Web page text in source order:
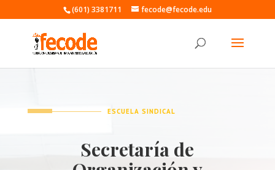
(601) 3381711 fecode@fecode.edu
ESCUELA SINDICAL
Secretaría de